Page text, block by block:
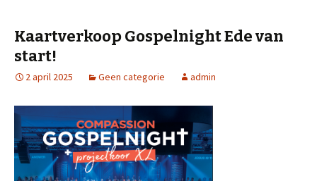
Kaartverkoop Gospelnight Ede van
start!
2 april 2025 Geen categorie admin